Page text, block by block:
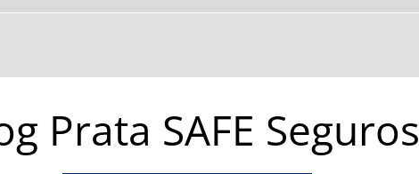
Prata SAFE Seguros